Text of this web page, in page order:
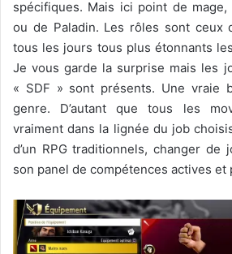
spécifiques. Mais ici point de
ou de Paladin. Les rôles sont ceux
tous les jours tous plus étonnants
Je vous garde la surprise mais les
« SDF » sont présents. Une vraie
genre. D’autant que tous les
vraiment dans la lignée du job
d’un RPG traditionnels, changer de
son panel de compétences actives et